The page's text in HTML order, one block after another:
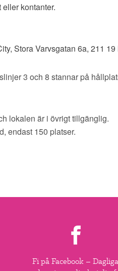
eller kontanter.
Stora Varvsgatan 6a, 211 19
3 och 8 stannar på
lokalen är i övrigt tillgänglig.
endast 150 platser.
Fi på Facebook – Dagliga